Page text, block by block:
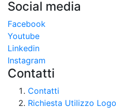
Social media
Facebook
Youtube
Linkedin
Instagram
Contatti
Contatti
Richiesta Utilizzo Logo